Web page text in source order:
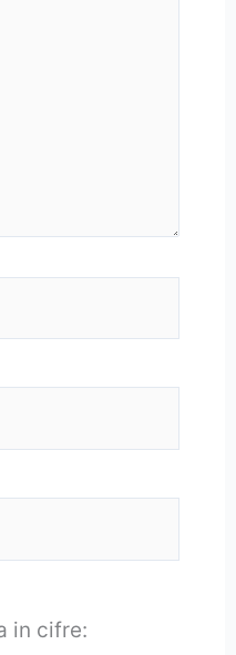
in cifre: